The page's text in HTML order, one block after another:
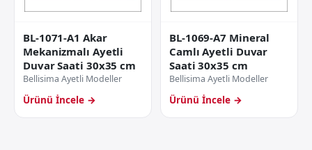
BL-1071-A1 Akar
Mekanizmalı Ayetli
Duvar Saati 30x35 cm
Bellisima Ayetli Modeller
Ürünü İncele →
BL-1069-A7 Mineral
Camlı Ayetli Duvar
Saati 30x35 cm
Bellisima Ayetli Modeller
Ürünü İncele →